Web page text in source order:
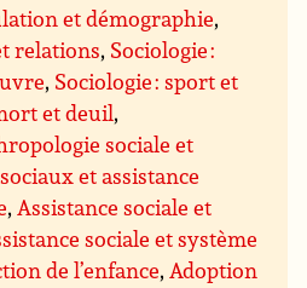
et démographie,
relations, Sociologie :
, Sociologie : sport et
et deuil,
sociale et
et assistance
,Assistance sociale et
sociale et système
de l’enfance,Adoption